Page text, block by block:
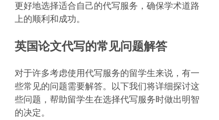
更好地选择适合自己的代写服务，确保学术道路
上的顺利和成功。
英国论文代写的常见问题解答
对于许多考虑使用代写服务的留学生来说，有一
些常见的问题需要解答。以下我们将详细探讨这
些问题，帮助留学生在选择代写服务时做出明智
的决定。